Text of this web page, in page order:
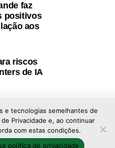
faz
positivos
aos
riscos
de IA
os direitos reservados ao
e tecnologias semelhantes de
Privacidade e, ao continuar
com estas condições.
política de privacidade